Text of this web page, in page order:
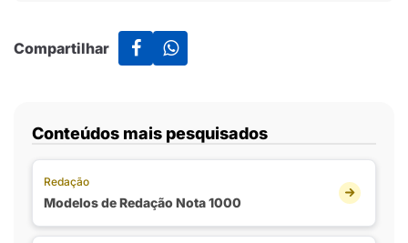
Compartilhar
Conteúdos mais pesquisados
Redação
Modelos de Redação Nota 1000